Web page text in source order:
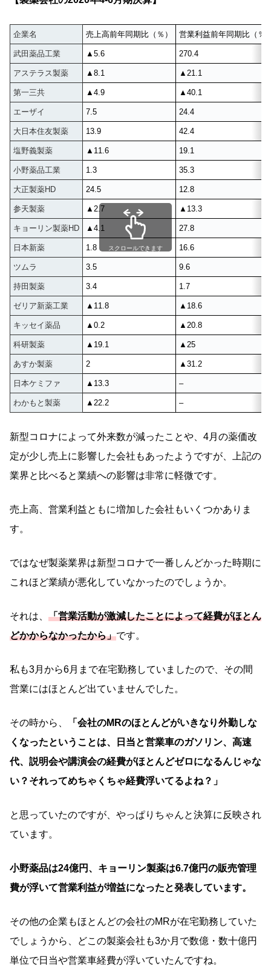
企業名 売上高前年同期比（％） 営業利益前年同期比（％
武田薬品工業 ▲5.6 270.4
アステラス製薬 ▲8.1 ▲21.1
第一三共 ▲4.9 ▲40.1
エーザイ 7.5 24.4
大日本住友製薬 13.9 42.4
塩野義製薬 ▲11.6 19.1
小野薬品工業 1.3 35.3
大正製薬HD 24.5 12.8
参天製薬 ▲2.7 ▲13.3
キョーリン製薬HD ▲4.1 27.8
日本新薬 1.8 16.6
ツムラ 3.5 9.6
持田製薬 3.4 1.7
ゼリア新薬工業 ▲11.8 ▲18.6
キッセイ薬品 ▲0.2 ▲20.8
科研製薬 ▲19.1 ▲25
あすか製薬 2 ▲31.2
日本ケミファ ▲13.3 –
わかもと製薬 ▲22.2 –
スクロールできます
新型コロナによって外来数が減ったことや、4月の薬価改
定が少し売上に影響した会社もあったようですが、上記の
業界と比べると業績への影響は非常に軽微です。
売上高、営業利益ともに増加した会社もいくつかありま
す。
ではなぜ製薬業界は新型コロナで一番しんどかった時期に
これほど業績が悪化していなかったのでしょうか。
それは、 「営業活動が激減したことによって経費がほとん
どかからなかったから」です。
私も3月から6月まで在宅勤務していましたので、その間
営業にはほとんど出ていませんでした。
その時から、
「会社のMRのほとんどがいきなり外勤しな
くなったということは、日当と営業車のガソリン、高速
代、説明会や講演会の経費がほとんどゼロになるんじゃな
い？それってめちゃくちゃ経費浮いてるよね？」
と思っていたのですが、やっぱりちゃんと決算に反映され
ています。
小野薬品は24億円、キョーリン製薬は6.7億円の販売管理
費が浮いて営業利益が増益になったと発表しています。
その他の企業もほとんどの会社のMRが在宅勤務していた
でしょうから、どこの製薬会社も3か月で数億・数十億円
単位で日当や営業車経費が浮いていたんですね。